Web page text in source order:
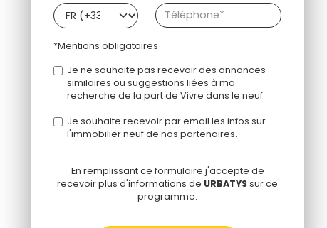
*Mentions obligatoires
Je ne souhaite pas recevoir des annonces
similaires ou suggestions liées à ma
recherche de la part de Vivre dans le neuf.
Je souhaite recevoir par email les infos sur
l'immobilier neuf de nos partenaires.
En remplissant ce formulaire j'accepte de
recevoir plus d'informations de URBATYSsur ce
programme.